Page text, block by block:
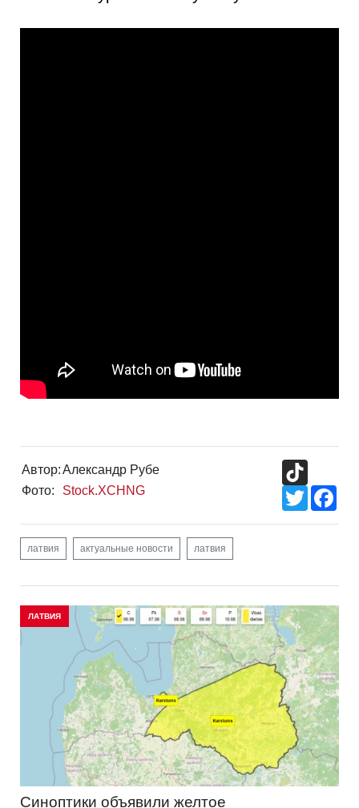
Автор:Александр Рубе
Фото:
Stock.XCHNG
Twitter
латвия актуальные новости латвия
ЛАТВИЯ
Синоптики объявили желтое